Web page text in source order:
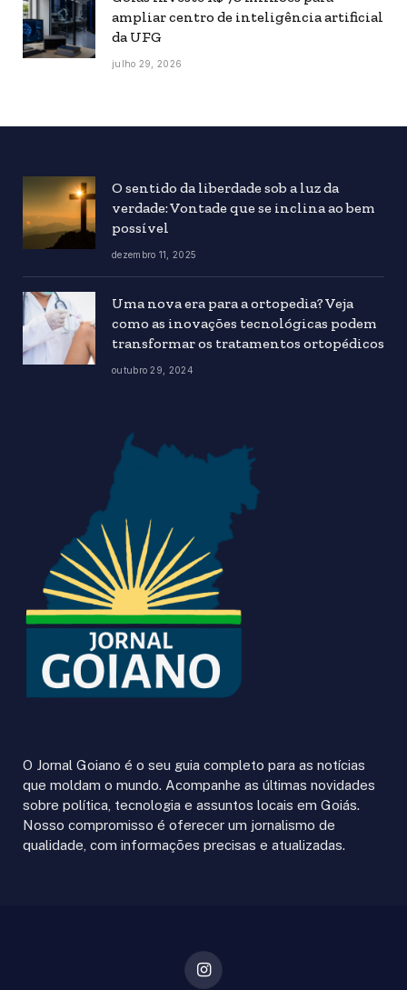
ampliar centro de inteligência artificial
da UFG
julho 29, 2026
O sentido da liberdade sob a luz da
verdade: Vontade que se inclina ao bem
possível
dezembro 11, 2025
Uma nova era para a ortopedia? Veja
como as inovações tecnológicas podem
transformar os tratamentos ortopédicos
outubro 29, 2024
O Jornal Goiano é o seu guia completo para as notícias
que moldam o mundo. Acompanhe as últimas novidades
sobre política, tecnologia e assuntos locais em Goiás.
Nosso compromisso é oferecer um jornalismo de
qualidade, com informações precisas e atualizadas.
Instagram